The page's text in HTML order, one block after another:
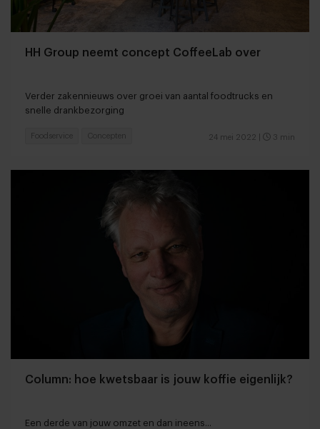
HH Group neemt concept CoffeeLab over
Verder zakennieuws over groei van aantal foodtrucks en
snelle drankbezorging
24 mei 2022 3 min
Foodservice Concepten
Column: hoe kwetsbaar is jouw koffie eigenlijk?
Een derde van jouw omzet en dan ineens...